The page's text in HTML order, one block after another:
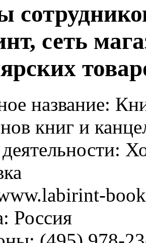
сеть
название:
книг и
Россия